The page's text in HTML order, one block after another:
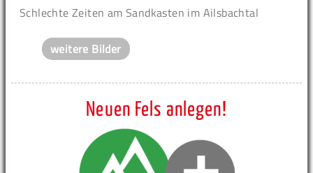
Schlechte Zeiten am Sandkasten im Ailsbachtal
weitere Bilder
Neuen Fels anlegen!